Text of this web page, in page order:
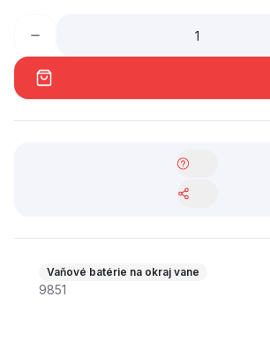
Vaňové batérie na okraj vane
9851